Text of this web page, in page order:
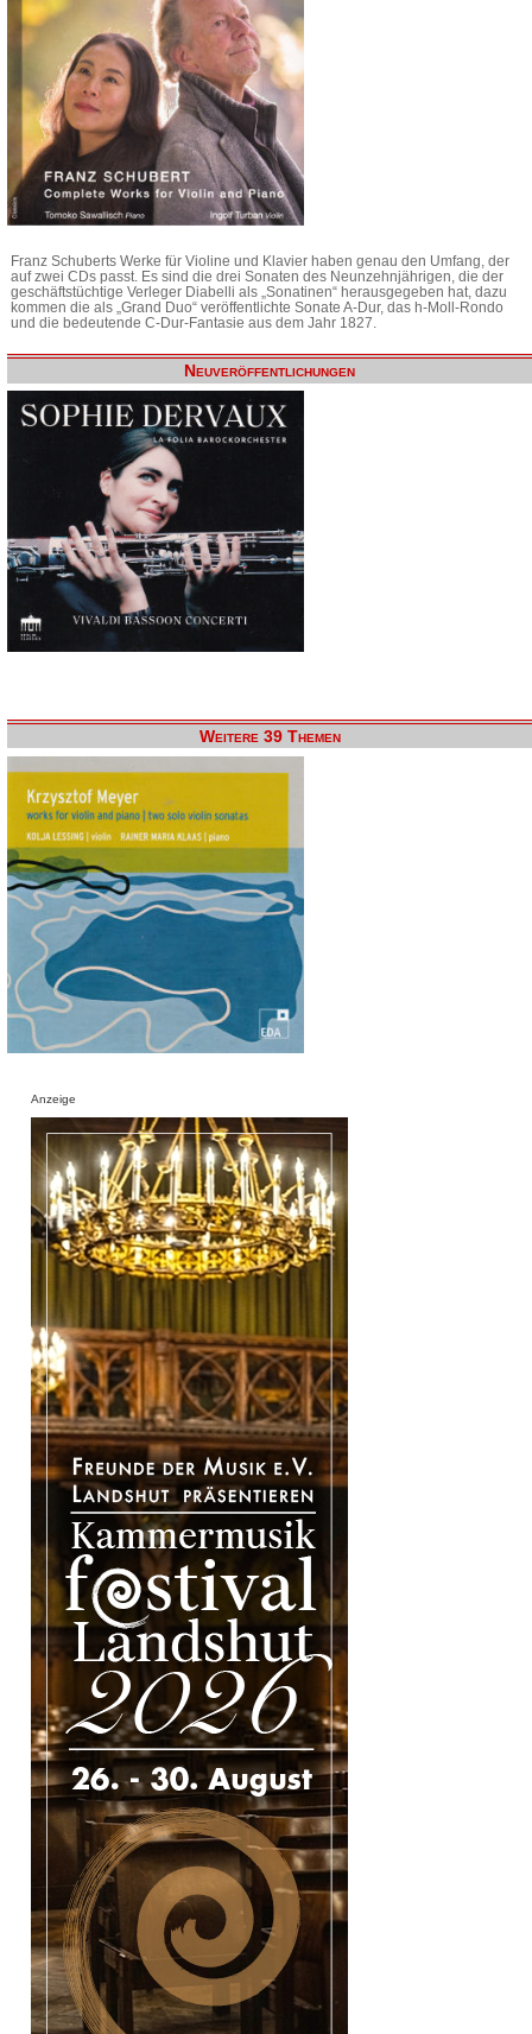
Franz Schuberts Werke für Violine und Klavier haben genau den Umfang, der
auf zwei CDs passt. Es sind die drei Sonaten des Neunzehnjährigen, die der
geschäftstüchtige Verleger Diabelli als „Sonatinen“ herausgegeben hat, dazu
kommen die als „Grand Duo“ veröffentlichte Sonate A-Dur, das h-Moll-Rondo
und die bedeutende C-Dur-Fantasie aus dem Jahr 1827.
Neuveröffentlichungen
Weitere 39 Themen
Anzeige